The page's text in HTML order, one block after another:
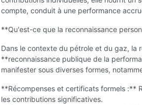
compte, conduit à une performance
**Qu'est-ce que la reconnaissance
Dans le contexte du pétrole et du gaz, la
**reconnaissance publique de la
manifester sous diverses formes,
**Récompenses et certificats formels :**
les contributions significatives.